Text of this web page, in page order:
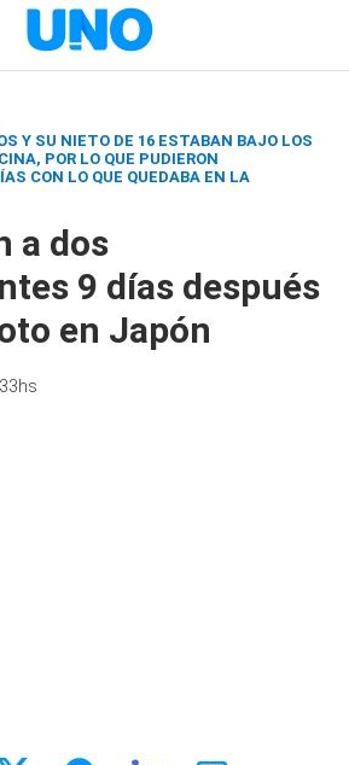
Y SU NIETO DE 16 ESTABAN BAJO LOS
POR LO QUE PUDIERON
CON LO QUE QUEDABA EN LA
a dos
9 días después
en Japón